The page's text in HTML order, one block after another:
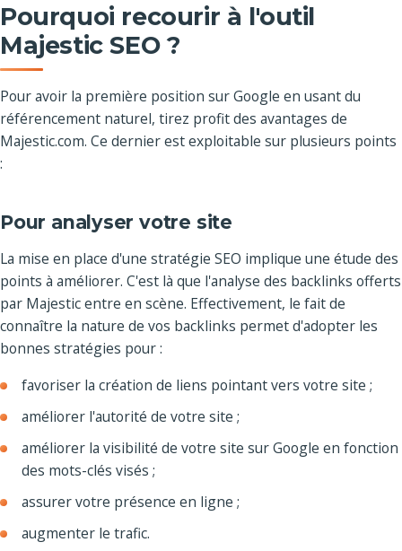
Pourquoi recourir à l'outil
Majestic SEO ?
Pour avoir la première position sur Google en usant du
référencement naturel, tirez profit des avantages de
Majestic.com. Ce dernier est exploitable sur plusieurs points
:
Pour analyser votre site
La mise en place d'une stratégie SEO implique une étude des
points à améliorer. C'est là que l'analyse des backlinks offerts
par Majestic entre en scène. Effectivement, le fait de
connaître la nature de vos backlinks permet d'adopter les
bonnes stratégies pour :
favoriser la création de liens pointant vers votre site ;
améliorer l'autorité de votre site ;
améliorer la visibilité de votre site sur Google en fonction
des mots-clés visés ;
assurer votre présence en ligne ;
augmenter le trafic.